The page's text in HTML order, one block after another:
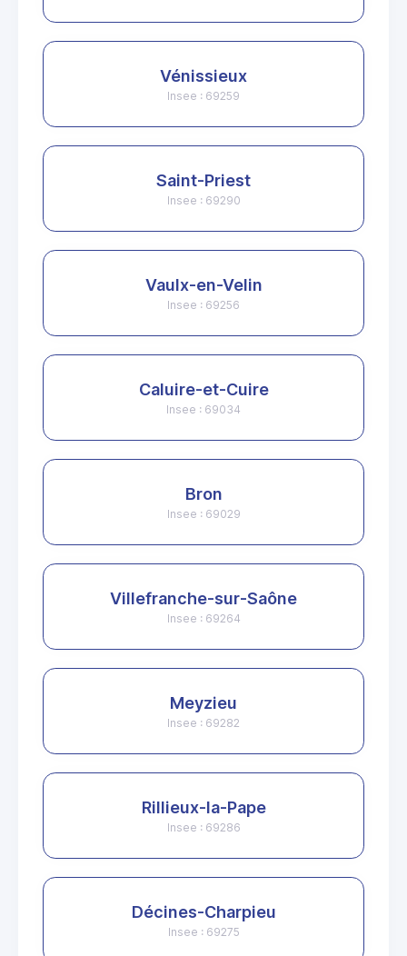
Vénissieux
Insee : 69259
Saint-Priest
Insee : 69290
Vaulx-en-Velin
Insee : 69256
Caluire-et-Cuire
Insee : 69034
Bron
Insee : 69029
Villefranche-sur-Saône
Insee : 69264
Meyzieu
Insee : 69282
Rillieux-la-Pape
Insee : 69286
Décines-Charpieu
Insee : 69275